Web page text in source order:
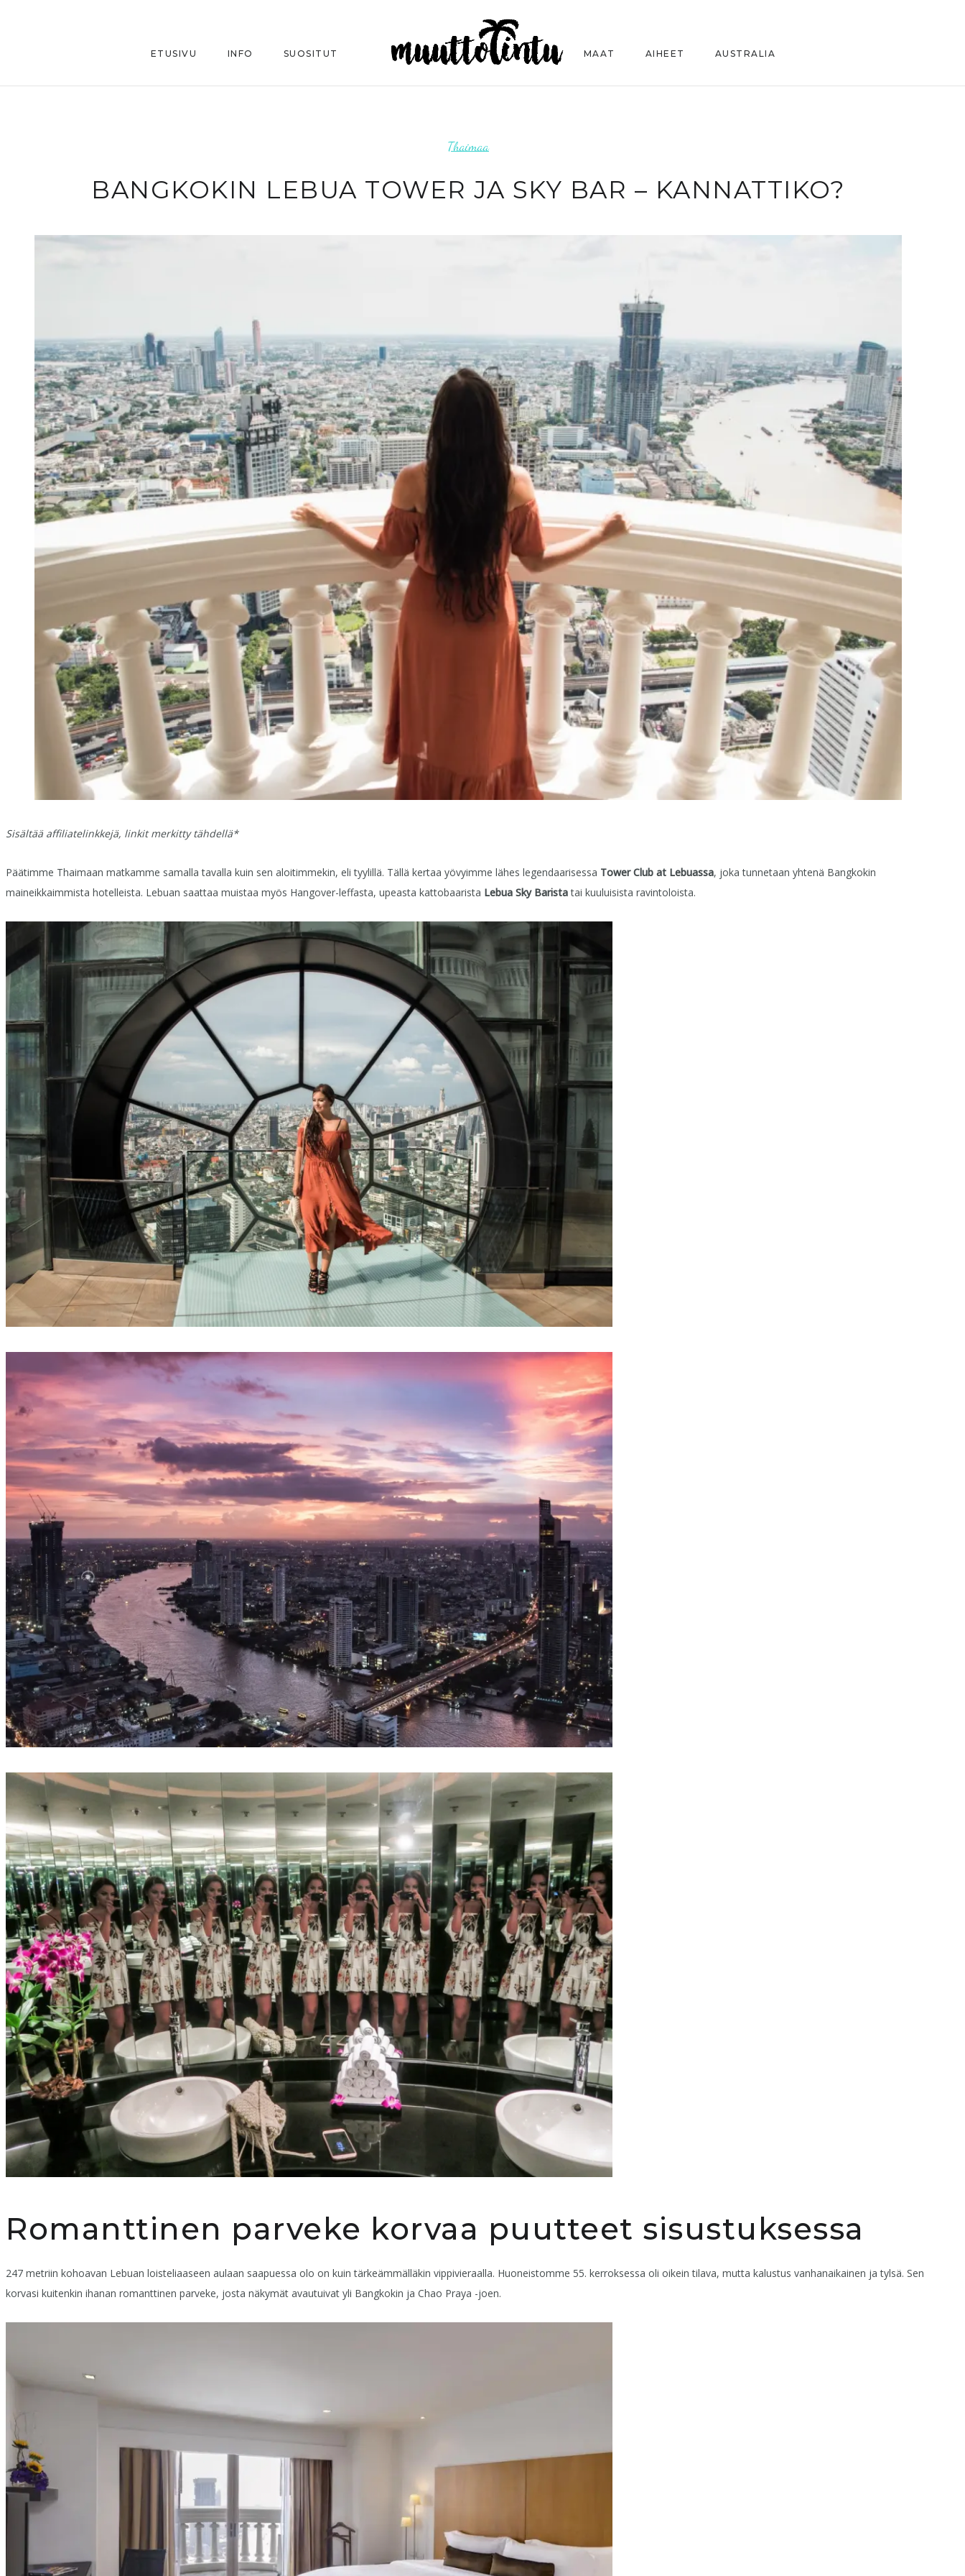
ETUSIVU INFO SUOSITUT MAAT AIHEET AUSTRALIA
Thaimaa
BANGKOKIN LEBUA TOWER JA SKY BAR – KANNATTIKO?
Sisältää affiliatelinkkejä, linkit merkitty tähdellä*
Päätimme Thaimaan matkamme samalla tavalla kuin sen aloitimmekin, eli tyylillä. Tällä kertaa yövyimme lähes legendaarisessa Tower Club at Lebuassa, joka tunnetaan yhtenä Bangkokin
maineikkaimmista hotelleista. Lebuan saattaa muistaa myös Hangover-leffasta, upeasta kattobaarista Lebua Sky Baristatai kuuluisista ravintoloista.
Romanttinen parveke korvaa puutteet sisustuksessa
247 metriin kohoavan Lebuan loisteliaaseen aulaan saapuessa olo on kuin tärkeämmälläkin vippivieraalla. Huoneistomme 55. kerroksessa oli oikein tilava, mutta kalustus vanhanaikainen ja tylsä. Sen
korvasi kuitenkin ihanan romanttinen parveke, josta näkymät avautuivat yli Bangkokin ja Chao Praya -joen.